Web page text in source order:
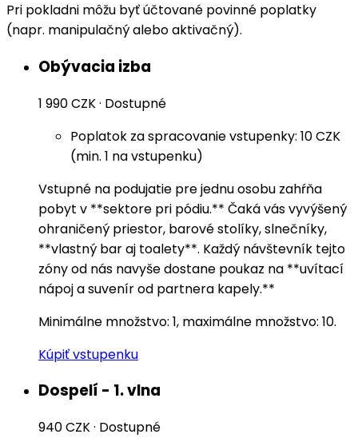
Pri pokladni môžu byť účtované povinné poplatky
(napr. manipulačný alebo aktivačný).
Obývacia izba
1 990 CZK· Dostupné
Poplatok za spracovanie vstupenky: 10 CZK
(min. 1 na vstupenku)
Vstupné na podujatie pre jednu osobu zahŕňa
pobyt v **sektore pri pódiu.** Čaká vás vyvýšený
ohraničený priestor, barové stolíky, slnečníky,
**vlastný bar aj toalety**. Každý návštevník tejto
zóny od nás navyše dostane poukaz na **uvítací
nápoj a suvenír od partnera kapely.**
Minimálne množstvo: 1, maximálne množstvo: 10.
Kúpiť vstupenku
Dospelí - 1. vlna
940 CZK· Dostupné